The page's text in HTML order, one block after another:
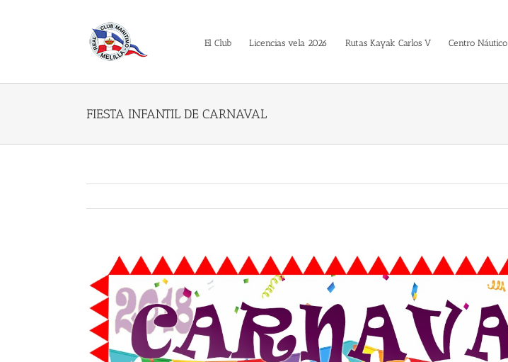
El Club Licencias vela 2026 Rutas Kayak Carlos V Centro Náutico
FIESTA INFANTIL DE CARNAVAL
imagen
más
grande